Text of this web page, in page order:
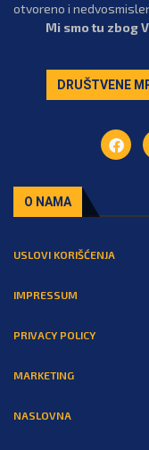
otvoreno i
Mi smo tu zbog
DRUŠTVENE
O NAMA
USLOVI KORIŠĆENJA
IMPRESSUM
PRIVACY POLICY
MARKETING
NASLOVNA